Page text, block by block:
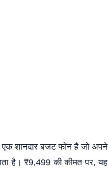
शानदार बजट फोन है जो अपने
है। ₹9,499 की कीमत पर, यह